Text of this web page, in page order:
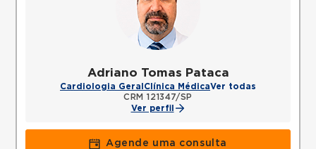
Adriano Tomas Pataca
Cardiologia Geral Clínica MédicaVer todas
CRM 121347/SP
Ver perfil
Agende uma consulta